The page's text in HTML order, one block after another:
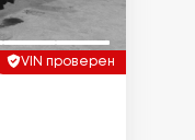
VIN проверен